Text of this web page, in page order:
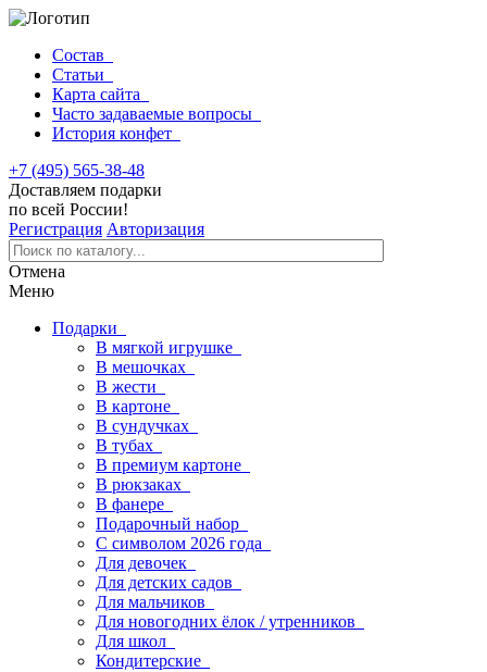
Состав
Статьи
Карта сайта
Часто задаваемые вопросы
История конфет
+7 (495) 565-38-48
Доставляем подарки
по всей России!
Регистрация Авторизация
Отмена
Меню
Подарки
В мягкой игрушке
В мешочках
В жести
В картоне
В сундучках
В тубах
В премиум картоне
В рюкзаках
В фанере
Подарочный набор
С символом 2026 года
Для девочек
Для детских садов
Для мальчиков
Для новогодних ёлок / утренников
Для школ
Кондитерские